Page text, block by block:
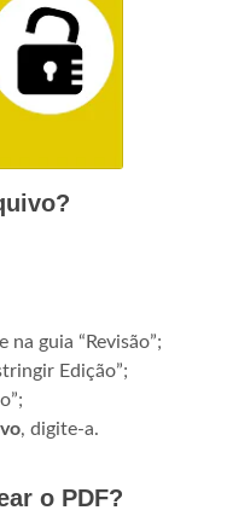
guia “Revisão”;
Edição”;
, digite-a.
o PDF?